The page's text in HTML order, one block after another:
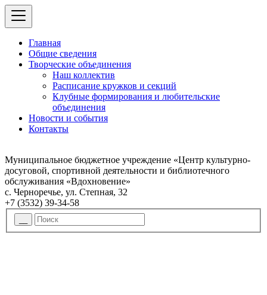
Главная
Общие сведения
Творческие объединения
Наш коллектив
Расписание кружков и секций
Клубные формирования и любительские
объединения
Новости и события
Контакты
Муниципальное бюджетное учреждение «Центр культурно-
досуговой, спортивной деятельности и библиотечного
обслуживания «Вдохновение»
с. Черноречье, ул. Степная, 32
+7 (3532) 39-34-58